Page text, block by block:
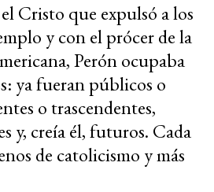
Cristo que expulsó a los
y con el prócer de la
Perón ocupaba
ya fueran públicos o
o trascendentes,
y, creía él, futuros. Cada
de catolicismo y más